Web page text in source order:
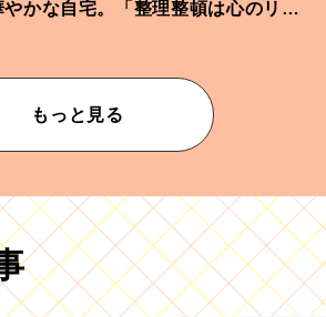
やかな自宅。「整理整頓は心のリズ
もっと見る